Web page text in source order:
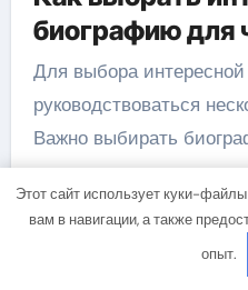
биографию для
Для выбора
руководствоваться
Важно выбирать
интересуют и с кем вы
восхищаться. Также
на рейтинги и
биографии известных
Этот сайт использует куки-
вам в навигации, а также
опыт.